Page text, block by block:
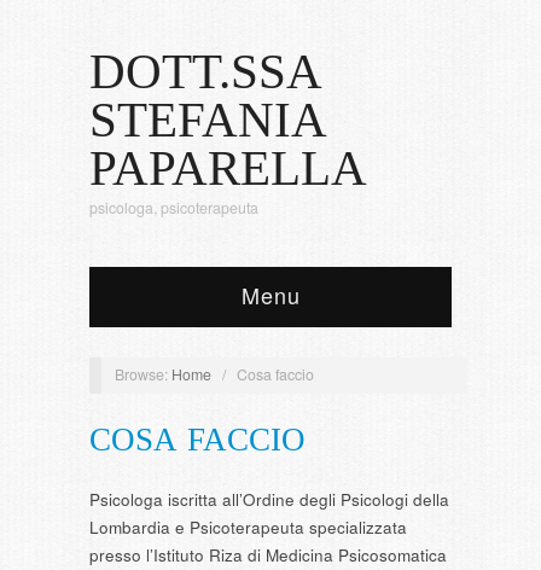
DOTT.SSA
STEFANIA
PAPARELLA
psicologa, psicoterapeuta
Menu
Browse: Home / Cosa faccio
COSA FACCIO
Psicologa iscritta all’Ordine degli Psicologi della
Lombardia e Psicoterapeuta specializzata
presso l’Istituto Riza di Medicina Psicosomatica